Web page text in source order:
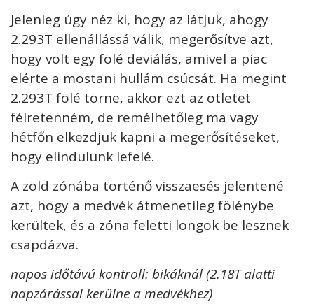
Jelenleg úgy néz ki, hogy az látjuk, ahogy
2.293T ellenállássá válik, megerősítve azt,
hogy volt egy fölé deviálás, amivel a piac
elérte a mostani hullám csúcsát. Ha megint
2.293T fölé törne, akkor ezt az ötletet
félretenném, de remélhetőleg ma vagy
hétfőn elkezdjük kapni a megerősítéseket,
hogy elindulunk lefelé.
A zöld zónába történő visszaesés jelentené
azt, hogy a medvék átmenetileg fölénybe
kerültek, és a zóna feletti longok be lesznek
csapdázva.
napos időtávú kontroll: bikáknál (2.18T alatti
napzárással kerülne a medvékhez)